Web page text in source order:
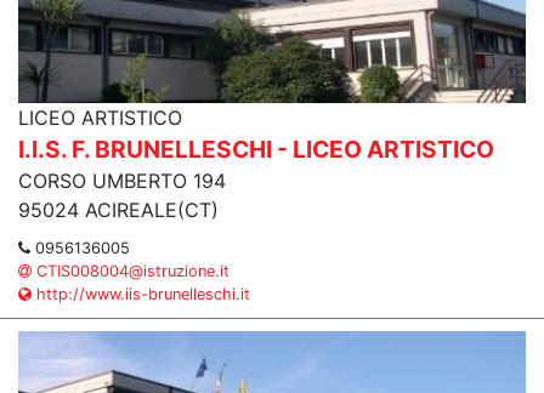
LICEO ARTISTICO
I.I.S. F. BRUNELLESCHI - LICEO ARTISTICO
CORSO UMBERTO 194
95024 ACIREALE(CT)
0956136005
CTIS008004@istruzione.it
http://www.iis-brunelleschi.it